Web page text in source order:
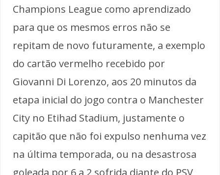
Champions League como aprendizado
para que os mesmos erros não se
repitam de novo futuramente, a exemplo
do cartão vermelho recebido por
Giovanni Di Lorenzo, aos 20 minutos da
etapa inicial do jogo contra o Manchester
City no Etihad Stadium, justamente o
capitão que não foi expulso nenhuma vez
na última temporada, ou na desastrosa
goleada por 6 a 2 sofrida diante do PSV